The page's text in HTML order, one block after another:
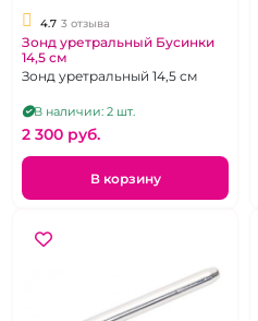
4.7 3 отзыва
Зонд уретральный Бусинки
14,5 см
Зонд уретральный 14,5 см
В наличии: 2 шт.
2 300 pуб.
В корзину